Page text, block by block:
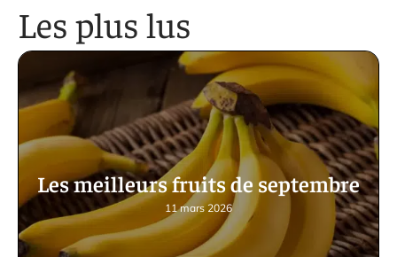
Les plus lus
Les meilleurs fruits de septembre
11 mars 2026